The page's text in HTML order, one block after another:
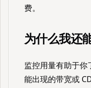
费。
为什么我还
监控用量有助于
能出现的带宽或